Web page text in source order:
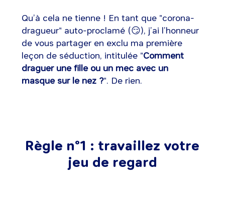
Qu’à cela ne tienne ! En tant que "corona-
dragueur" auto-proclamé (😏), j’ai l’honneur
de vous partager en exclu ma première
leçon de séduction, intitulée "Comment
draguer une fille ou un mec avec un
masque sur le nez ?". De rien.
Règle n°1 : travaillez votre
jeu de regard